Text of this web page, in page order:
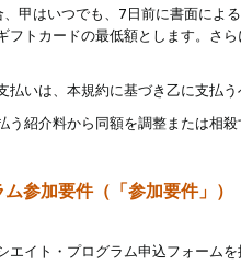
甲はいつでも、7日前に書面によ
フトカードの最低額とします。さ
いは、本規約に基づき乙に支払
紹介料から同額を調整または相殺
参加要件（「参加要件」）
イト・プログラム申込フォーム